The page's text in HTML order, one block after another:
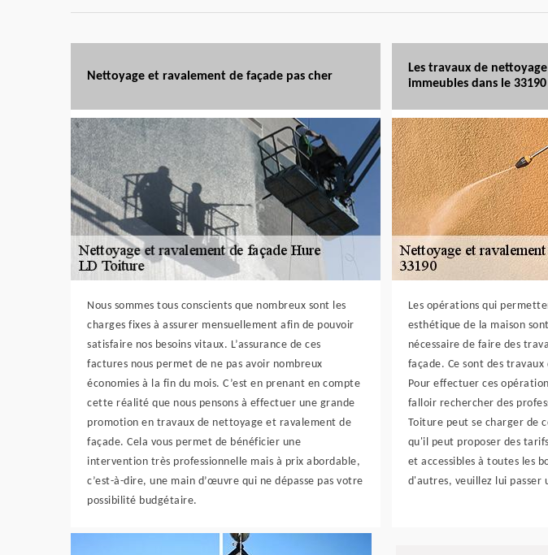
Nettoyage et ravalement de façade pas cher
Nous sommes tous conscients que nombreux sont les
charges fixes à assurer mensuellement afin de pouvoir
satisfaire nos besoins vitaux. L’assurance de ces
factures nous permet de ne pas avoir nombreux
économies à la fin du mois. C’est en prenant en compte
cette réalité que nous pensons à effectuer une grande
promotion en travaux de nettoyage et ravalement de
façade. Cela vous permet de bénéficier une
intervention très professionnelle mais à prix abordable,
c’est-à-dire, une main d’œuvre qui ne dépasse pas votre
possibilité budgétaire.
Les travaux de
immeubles dans le 33190
Les opérations qui
esthétique de la maison
nécessaire de faire des
façade. Ce sont des
Pour effectuer ces
falloir rechercher des
Toiture peut se charger de
qu'il peut proposer des
et accessibles à toutes les
d'autres, veuillez lui passer